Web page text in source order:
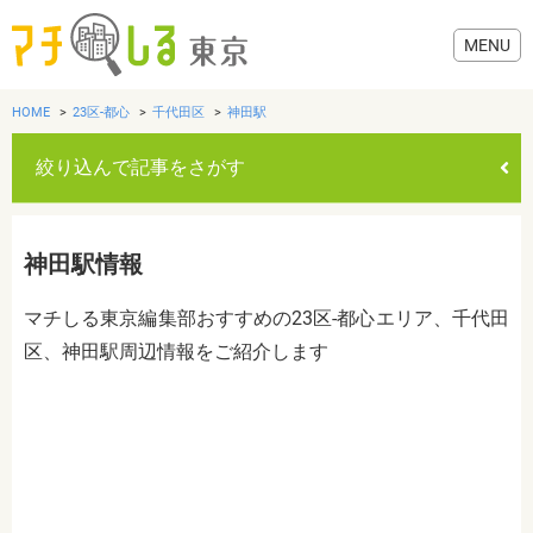
歯医者・病院
HOME 23区-都心 千代田区 神田駅
絞り込んで記事をさがす
神田駅情報
マチしる東京編集部おすすめの23区-都心エリア、千代田
区、神田駅周辺情報をご紹介します